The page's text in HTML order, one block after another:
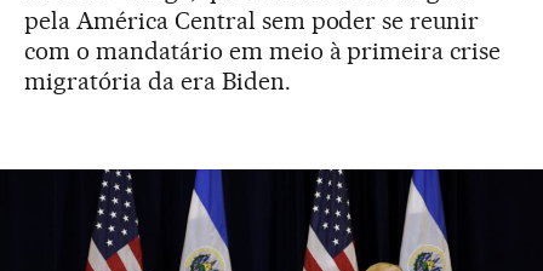
pela América Central sem poder se reunir
com o mandatário em meio à primeira crise
migratória da era Biden.